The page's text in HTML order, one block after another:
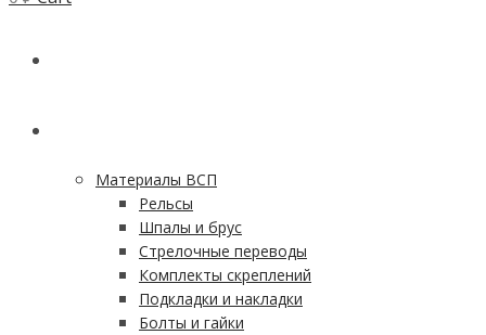
Материалы ВСП
Рельсы
Шпалы и брус
Стрелочные переводы
Комплекты скреплений
Подкладки и накладки
Болты и гайки